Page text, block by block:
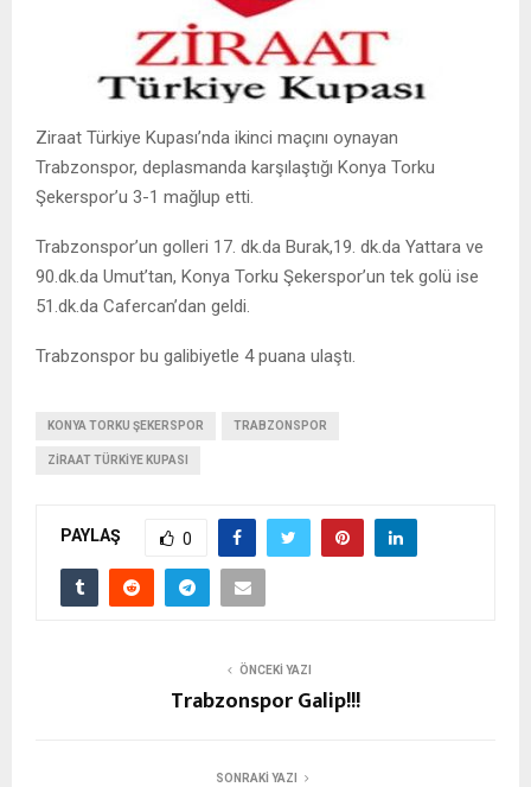
Ziraat Türkiye Kupası’nda ikinci maçını oynayan
Trabzonspor, deplasmanda karşılaştığı Konya Torku
Şekerspor’u 3-1 mağlup etti.
Trabzonspor’un golleri 17. dk.da Burak,19. dk.da Yattara ve
90.dk.da Umut’tan, Konya Torku Şekerspor’un tek golü ise
51.dk.da Cafercan’dan geldi.
Trabzonspor bu galibiyetle 4 puana ulaştı.
KONYA TORKU ŞEKERSPOR TRABZONSPOR
ZIRAAT TÜRKIYE KUPASI
PAYLAŞ 0
ÖNCEKI YAZI
Trabzonspor Galip!!!
SONRAKI YAZI